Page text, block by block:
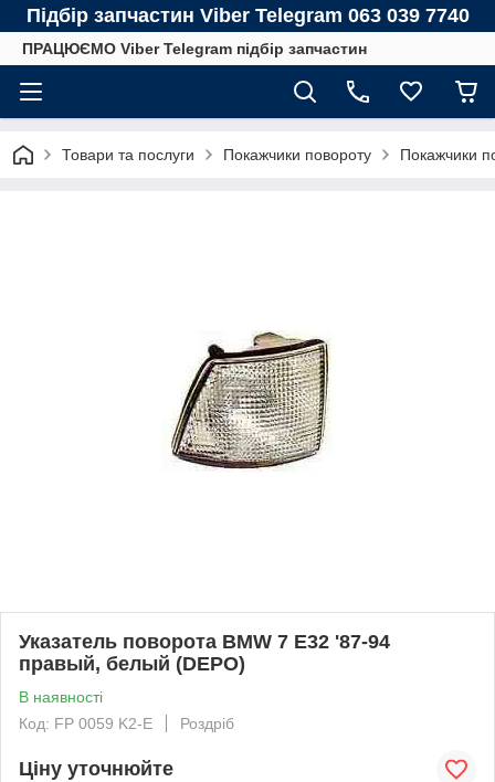
Підбір запчастин Viber Telegram 063 039 7740
ПРАЦЮЄМО Viber Telegram підбір запчастин
Товари та послуги Покажчики повороту Покажчики
Указатель поворота BMW 7 E32 '87-94
правый, белый (DEPO)
В наявності
Код: FP 0059 K2-E
Роздріб
Ціну уточнюйте